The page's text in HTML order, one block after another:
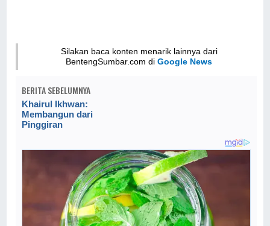
Silakan baca konten menarik lainnya dari
BentengSumbar.com diGoogle News
BERITA SEBELUMNYA
Khairul Ikhwan:
Membangun dari
Pinggiran